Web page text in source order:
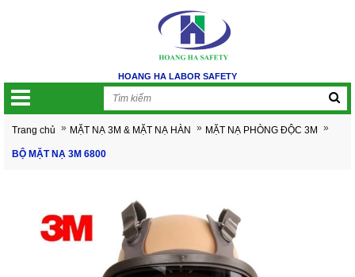
HOANG HA LABOR SAFETY
Trang chủ » MẶT NẠ 3M & MẶT NẠ HÀN » MẶT NẠ PHÒNG ĐỘC 3M »
BỘ MẶT NẠ 3M 6800